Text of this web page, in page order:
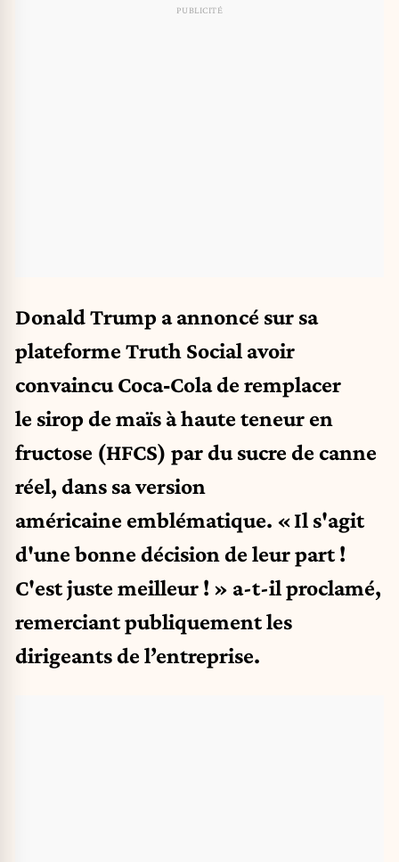
Donald Trump a annoncé sur sa
plateforme Truth Social avoir
convaincu Coca‑Cola de remplacer
le sirop de maïs à haute teneur en
fructose (HFCS) par du sucre de canne
réel, dans sa version
américaine emblématique. « Il s'agit
d'une bonne décision de leur part !
C'est juste meilleur ! » a-t-il proclamé,
remerciant publiquement les
dirigeants de l’entreprise.